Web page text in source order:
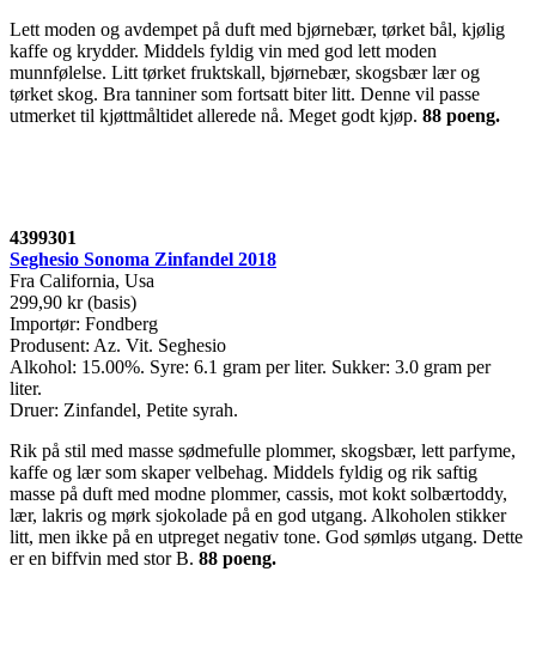
Lett moden og avdempet på duft med bjørnebær, tørket bål, kjølig
kaffe og krydder. Middels fyldig vin med god lett moden
munnfølelse. Litt tørket fruktskall, bjørnebær, skogsbær lær og
tørket skog. Bra tanniner som fortsatt biter litt. Denne vil passe
utmerket til kjøttmåltidet allerede nå. Meget godt kjøp. 88 poeng.
4399301
Seghesio Sonoma Zinfandel 2018
Fra California, Usa
299,90 kr (basis)
Importør: Fondberg
Produsent: Az. Vit. Seghesio
Alkohol: 15.00%. Syre: 6.1 gram per liter. Sukker: 3.0 gram per
liter.
Druer: Zinfandel, Petite syrah.
Rik på stil med masse sødmefulle plommer, skogsbær, lett parfyme,
kaffe og lær som skaper velbehag. Middels fyldig og rik saftig
masse på duft med modne plommer, cassis, mot kokt solbærtoddy,
lær, lakris og mørk sjokolade på en god utgang. Alkoholen stikker
litt, men ikke på en utpreget negativ tone. God sømløs utgang. Dette
er en biffvin med stor B. 88 poeng.